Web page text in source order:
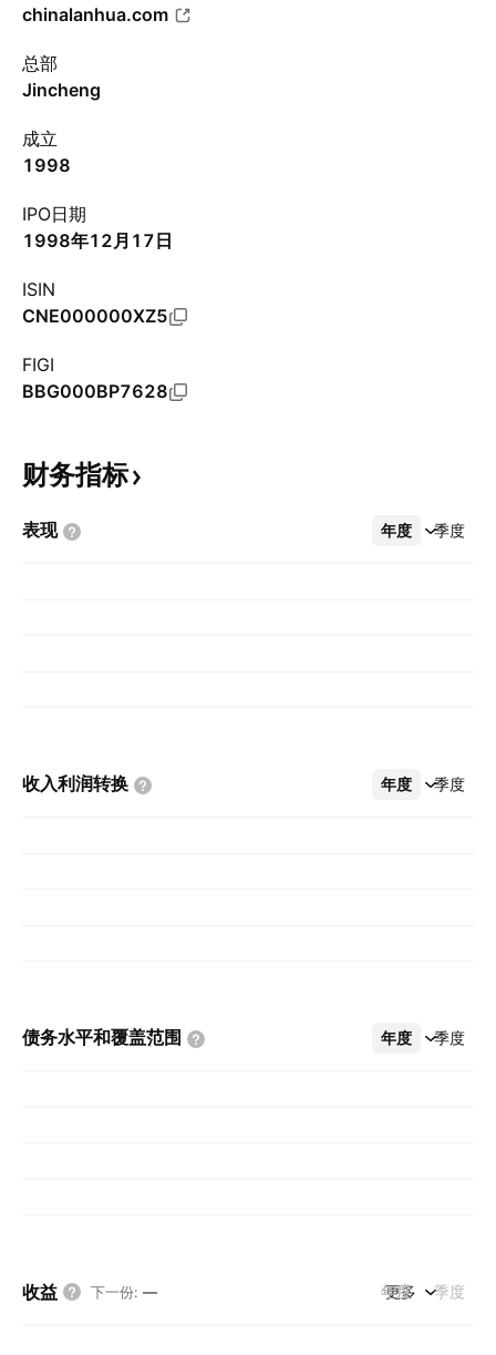
chinalanhua.com
总部
Jincheng
成立
1998
IPO日期
1998年12月17日
ISIN
CNE000000XZ5
FIGI
BBG000BP7628
财务指标
表现 年度 季度
更多
收入利润转换 年度 季度
更多
债务水平和覆盖范围 年度 季度
更多
收益 下一份: — 年度 季度
更多